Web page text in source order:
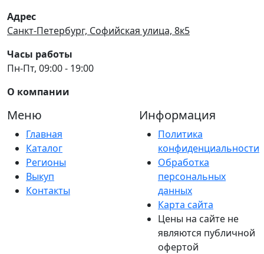
Адрес
Санкт-Петербург, Софийская улица, 8к5
Часы работы
Пн-Пт, 09:00 - 19:00
О компании
Меню
Главная
Каталог
Регионы
Выкуп
Контакты
Информация
Политика
конфиденциальности
Обработка
персональных
данных
Карта сайта
Цены на сайте не
являются публичной
офертой